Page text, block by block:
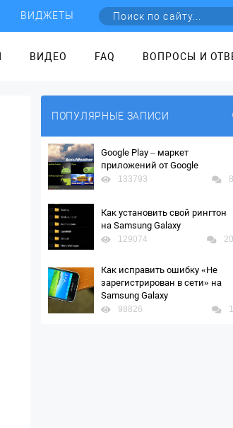
ВИДЖЕТЫ
ВИДЕО FAQ ВОПРОСЫ И
ПОПУЛЯРНЫЕ ЗАПИСИ
Google Play – маркет
приложений от Google
133793
Как установить свой рингтон
на Samsung Galaxy
129074
Как исправить ошибку «Не
зарегистрирован в сети» на
Samsung Galaxy
98826